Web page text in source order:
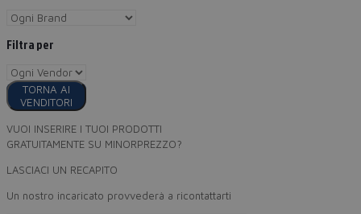
Filtra per
TORNA AI
VENDITORI
VUOI INSERIRE I TUOI PRODOTTI
GRATUITAMENTE SU MINORPREZZO?
LASCIACI UN RECAPITO
Un nostro incaricato provvederà a ricontattarti